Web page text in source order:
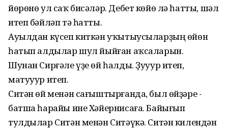
йөрөнө ул саҡ бисәләр. Дебет көйө лә һатты, шәл
итеп бәйләп тә һатты.
Ауылдан күсеп киткән уҡытыусыларҙың өйөн
һатып алдылар шул йыйған аҡсаларын.
Шунан Сирғәле үҙе өй һалды. Ҙууур итеп,
матууур итеп.
Ситән өй менән сағыштырғанда, был өйҙәре -
батша һарайы ине Хәйернисаға. Байығып
тулдылар Ситән менән Ситәүкә. Ситән килендән